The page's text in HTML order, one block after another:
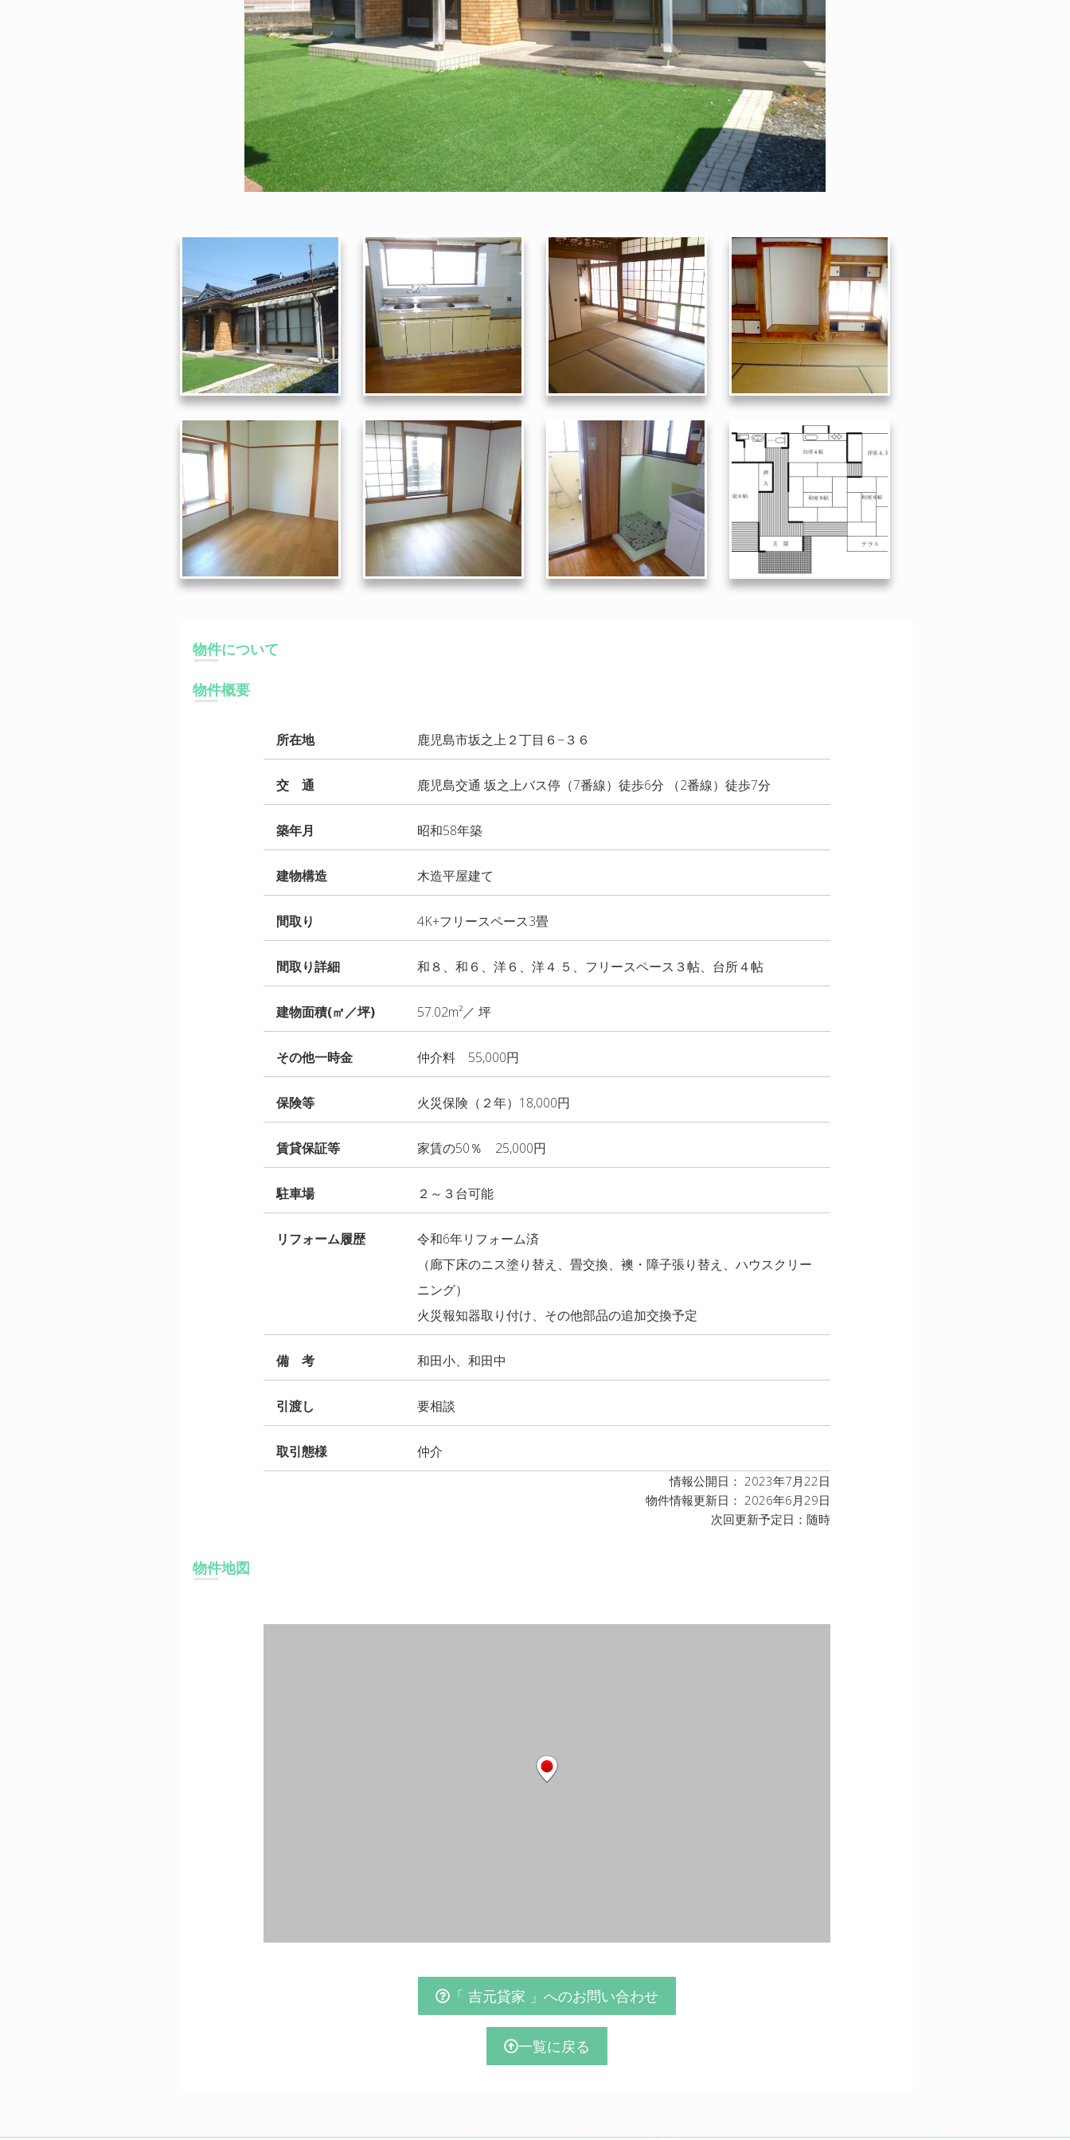
物件について
物件概要
所在地 鹿児島市坂之上２丁目６−３６
交 通 鹿児島交通 坂之上バス停（7番線）徒歩6分 （2番線）徒歩7分
築年月 昭和58年築
建物構造 木造平屋建て
間取り 4K+フリースペース3畳
間取り詳細 和８、和６、洋６、洋４.５、フリースペース３帖、台所４帖
建物面積(㎡／坪) 57.02m²／ 坪
その他一時金 仲介料 55,000円
保険等 火災保険（２年）18,000円
賃貸保証等 家賃の50％ 25,000円
駐車場 ２～３台可能
リフォーム履歴
令和6年リフォーム済
（廊下床のニス塗り替え、畳交換、襖・障子張り替え、ハウスクリー
ニング）
火災報知器取り付け、その他部品の追加交換予定
備 考 和田小、和田中
引渡し 要相談
取引態様 仲介
情報公開日： 2023年7月22日
物件情報更新日： 2026年6月29日
次回更新予定日：随時
物件地図
「 吉元貸家 」へのお問い合わせ
一覧に戻る